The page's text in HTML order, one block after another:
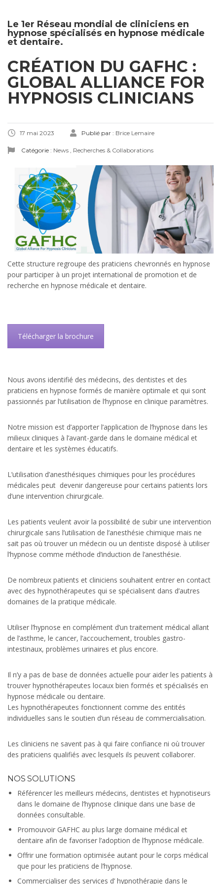
Le 1er Réseau mondial de cliniciens en
hypnose spécialisés en hypnose médicale
et dentaire.
CRÉATION DU GAFHC :
GLOBAL ALLIANCE FOR
HYPNOSIS CLINICIANS
17 mai 2023 Publié par : Brice Lemaire
Catégorie : News Recherches & Collaborations
Cette structure regroupe des praticiens chevronnés en hypnose
pour participer à un projet international de promotion et de
recherche en hypnose médicale et dentaire.
Télécharger la brochure
Nous avons identifié des médecins, des dentistes et des
praticiens en hypnose formés de manière optimale et qui sont
passionnés par l’utilisation de l’hypnose en clinique paramètres.
Notre mission est d’apporter l’application de l’hypnose dans les
milieux cliniques à l’avant-garde dans le domaine médical et
dentaire et les systèmes éducatifs.
L’utilisation d’anesthésiques chimiques pour les procédures
médicales peut devenir dangereuse pour certains patients lors
d’une intervention chirurgicale.
Les patients veulent avoir la possibilité de subir une intervention
chirurgicale sans l’utilisation de l’anesthésie chimique mais ne
sait pas où trouver un médecin ou un dentiste disposé à utiliser
l’hypnose comme méthode d’induction de l’anesthésie.
De nombreux patients et cliniciens souhaitent entrer en contact
avec des hypnothérapeutes qui se spécialisent dans d’autres
domaines de la pratique médicale.
Utiliser l’hypnose en complément d’un traitement médical allant
de l’asthme, le cancer, l’accouchement, troubles gastro-
intestinaux, problèmes urinaires et plus encore.
Il n’y a pas de base de données actuelle pour aider les patients à
trouver hypnothérapeutes locaux bien formés et spécialisés en
hypnose médicale ou dentaire.
Les hypnothérapeutes fonctionnent comme des entités
individuelles sans le soutien d’un réseau de commercialisation.
Les cliniciens ne savent pas à qui faire confiance ni où trouver
des praticiens qualifiés avec lesquels ils peuvent collaborer.
NOS SOLUTIONS
Référencer les meilleurs médecins, dentistes et hypnotiseurs
dans le domaine de l’hypnose clinique dans une base de
données consultable.
Promouvoir GAFHC au plus large domaine médical et
dentaire afin de favoriser l’adoption de l’hypnose médicale.
Offrir une formation optimisée autant pour le corps médical
que pour les praticiens de l’hypnose.
Commercialiser des services d’ hypnothérapie dans le